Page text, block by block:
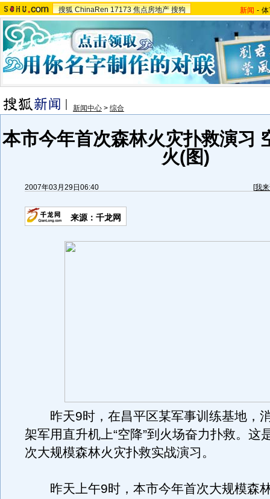
搜狐 ChinaRen 17173 焦点房地产 搜狗 新闻 -
新闻中心 > 综合
本市今年首次森林火灾扑救演习
火(图)
2007年03月29日06:40 [我
来源：千龙网
昨天9时，在昌平区某军事训练基地，
架军用直升机上“空降”到火场奋力扑救。这
次大规模森林火灾扑救实战演习。
昨天上午9时，本市今年首次大规模森